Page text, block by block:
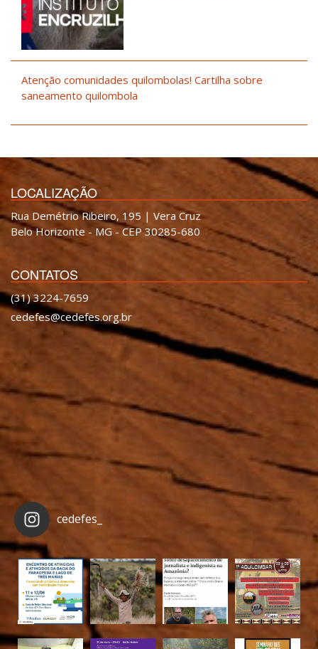
Atenção comunidades quilombolas! Cartilha sobre
saneamento quilombola
LOCALIZAÇÃO
Rua Demétrio Ribeiro, 195 | Vera Cruz
Belo Horizonte - MG - CEP 30285-680
CONTATOS
(31) 3224-7659
cedefes@cedefes.org.br
cedefes_